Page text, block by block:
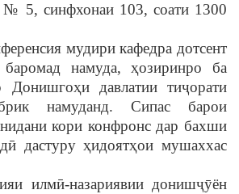
№ 5, синфхонаи 103, соати 1300
мудири кафедра дотсент
намуда, ҳозиринро ба
давлатии тиҷорати
намуданд. Сипас барои
кори конфронс дар бахши
дастуру ҳидоятҳои мушаххас
илмӣ-назариявии донишҷӯён